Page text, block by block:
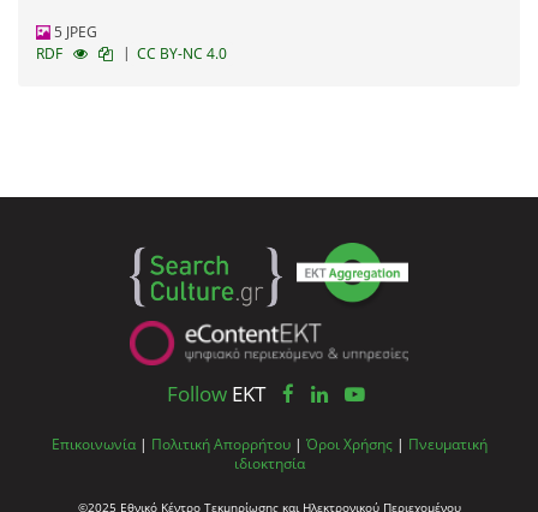
5 JPEG
RDF
| CC BY-NC 4.0
Follow EKT
Επικοινωνία | Πολιτική Απορρήτου | Όροι Χρήσης | Πνευματική
ιδιοκτησία
©2025 Εθνικό Κέντρο Τεκμηρίωσης και Ηλεκτρονικού Περιεχομένου